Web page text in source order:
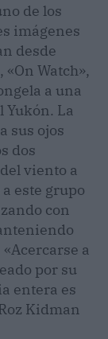
de los
imágenes
desde
Watch»,
a una
Yukón. La
sus ojos
dos
viento a
este grupo
con
a
por su
entera es
Kidman